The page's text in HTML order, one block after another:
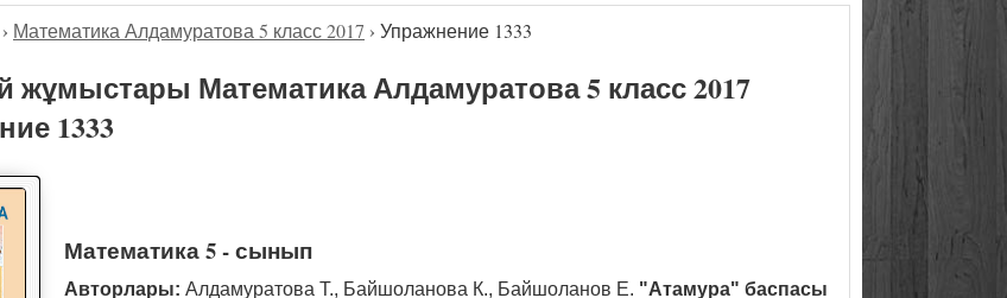
› Математика Алдамуратова 5 класс 2017 › Упражнение 1333
жұмыстары Математика Алдамуратова 5 класс 2017
1333
Математика 5 - сынып
Авторлары: Алдамуратова Т., Байшоланова К., Байшоланов Е. "Атамура" баспасы